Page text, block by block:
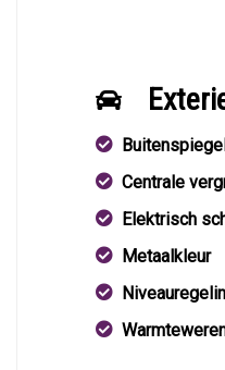
Centrale
Elektrisch
Metaalkleur